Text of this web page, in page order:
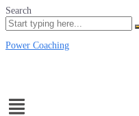
Search
Power Coaching
Menu